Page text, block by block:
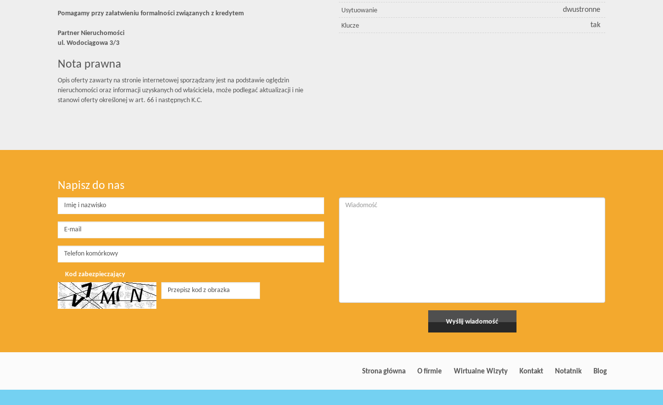
Pomagamy przy załatwieniu formalności związanych z kredytem
Partner Nieruchomości
ul. Wodociągowa 3/3
Nota prawna
Opis oferty zawarty na stronie internetowej sporządzany jest na podstawie oględzin
nieruchomości oraz informacji uzyskanych od właściciela, może podlegać aktualizacji i nie
stanowi oferty określonej w art. 66 i następnych K.C.
Usytuowanie dwustronne
Klucze tak
Napisz do nas
Kod zabezpieczający
Strona główna O firmie Wirtualne Wizyty Kontakt Notatnik Blog